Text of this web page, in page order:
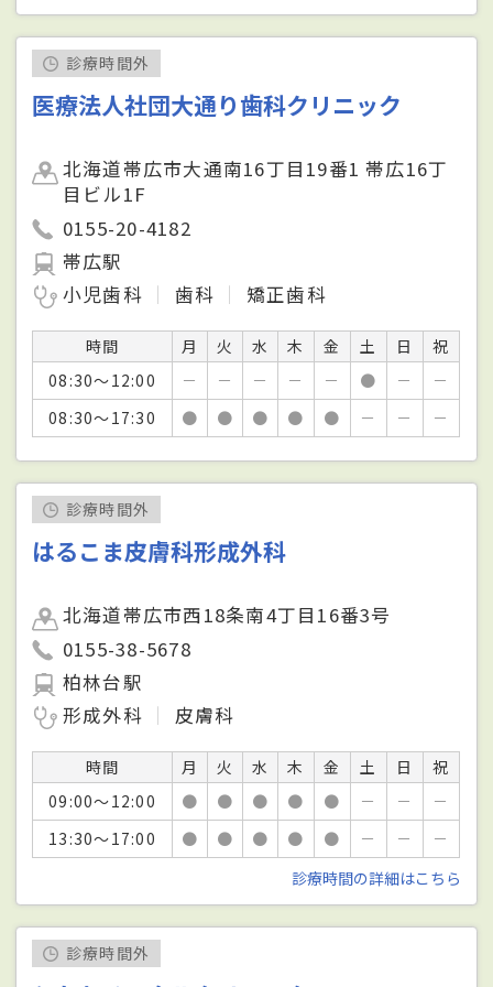
診療時間外
医療法人社団大通り歯科クリニック
北海道帯広市大通南16丁目19番1 帯広16丁
目ビル1F
0155-20-4182
帯広駅
小児歯科
歯科 矯正歯科
時間 月 火 水 木 金 土 日
祝
08:30～12:00
－ － － － － ● －
－
08:30～17:30
● ● ● ● ● － － －
診療時間外
はるこま皮膚科形成外科
北海道帯広市西18条南4丁目16番3号
0155-38-5678
柏林台駅
形成外科
皮膚科
時間 月 火 水 木 金 土 日
祝
09:00～12:00
● ● ● ● ● － －
－
13:30～17:00
● ● ● ● ● － －
－
診療時間の詳細はこちら
診療時間外